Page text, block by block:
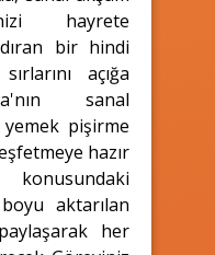
hayrete
bir hindi
açığa
sanal
pişirme
hazır
aktarılan
her